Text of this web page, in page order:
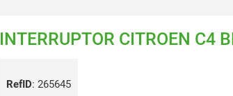
INTERRUPTOR CITROEN C4
RefID: 265645